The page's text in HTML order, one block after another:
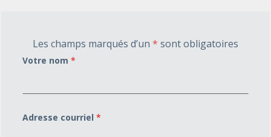
Les champs marqués d’un * sont obligatoires
Votre nom *
Adresse courriel *